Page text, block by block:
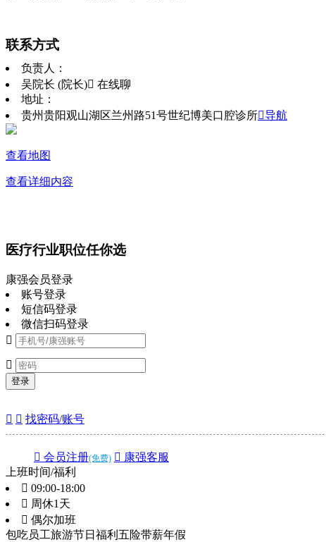
联系方式
负责人：
吴院长 (院长) 在线聊
地址：
贵州贵阳观山湖区兰州路51号世纪博美口腔诊所导航
查看地图
查看详细内容
医疗行业职位任你选
康强会员登录
账号登录
短信码登录
微信扫码登录


登录
  找密码/账号
 会员注册(免费)  康强客服
上班时间/福利
 09:00-18:00
 周休1天
 偶尔加班
包吃员工旅游节日福利 五险带薪年假